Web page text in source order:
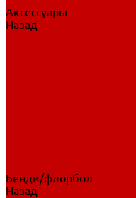
Аксессуары
Назад
Бенди/флорбол
Назад